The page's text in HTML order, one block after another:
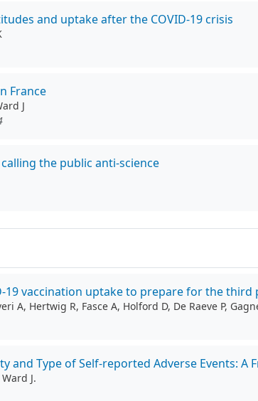
and uptake after the COVID-19 crisis
France
J
the public anti-science
19 vaccination uptake to prepare for the
A, Hertwig R, Fasce A, Holford D, De Raeve P,
and Type of Self-reported Adverse Events: A
J.